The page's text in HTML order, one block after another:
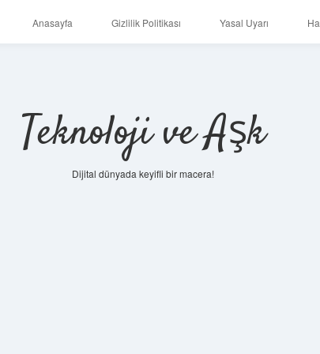
Anasayfa Gizlilik Politikası Yasal Uyarı
Teknoloji ve Aşk
Dijital dünyada keyifli bir macera!